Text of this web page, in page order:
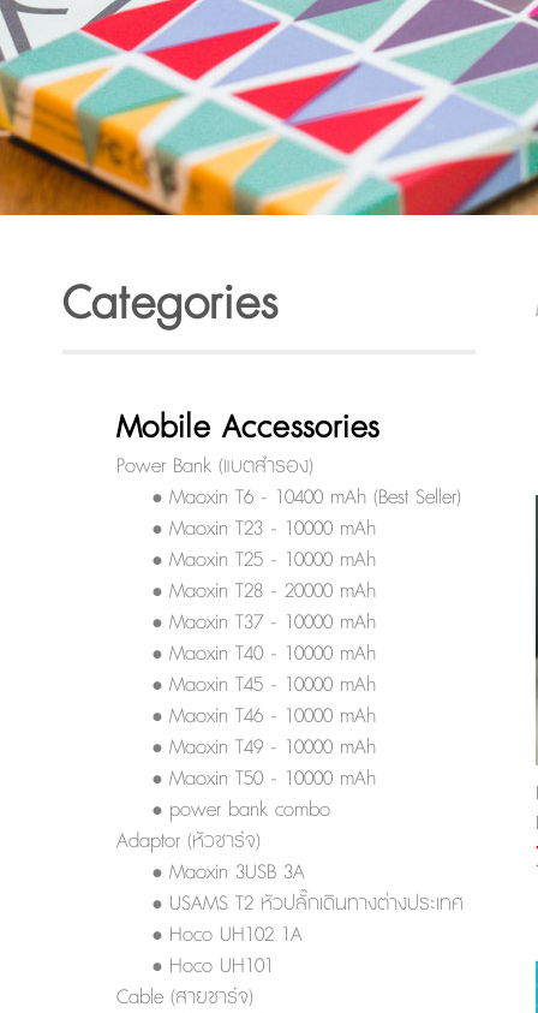
Categories
Mobile Accessories
Power Bank (แบตสำรอง)
• Maoxin T6 - 10400 mAh (Best Seller)
• Maoxin T23 - 10000 mAh
• Maoxin T25 - 10000 mAh
• Maoxin T28 - 20000 mAh
• Maoxin T37 - 10000 mAh
• Maoxin T40 - 10000 mAh
• Maoxin T45 - 10000 mAh
• Maoxin T46 - 10000 mAh
• Maoxin T49 - 10000 mAh
• Maoxin T50 - 10000 mAh
• power bank combo
Adaptor (หัวชาร์จ)
• Maoxin 3USB 3A
• USAMS T2 หัวปลั๊กเดินทางต่างประเทศ
• Hoco UH102 1A
• Hoco UH101
Cable (สายชาร์จ)